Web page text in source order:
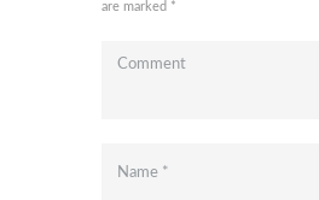
are marked *